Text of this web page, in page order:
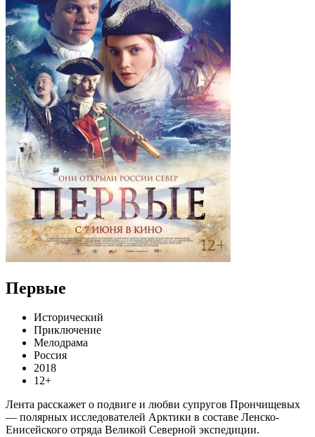
Первые
Исторический
Приключение
Мелодрама
Россия
2018
12+
Лента расскажет о подвиге и любви супругов Прончищевых
— полярных исследователей Арктики в составе Ленско-
Енисейского отряда Великой Северной экспедиции.